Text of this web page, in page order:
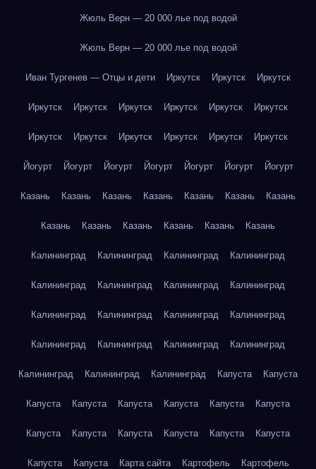
Жюль Верн — 20 000 лье под водой
Жюль Верн — 20 000 лье под водой
Иван Тургенев — Отцы и дети Иркутск Иркутск Иркутск
Иркутск Иркутск Иркутск Иркутск Иркутск Иркутск
Иркутск Иркутск Иркутск Иркутск Иркутск Иркутск
Йогурт Йогурт Йогурт Йогурт Йогурт Йогурт Йогурт
Казань Казань Казань Казань Казань Казань Казань
Казань Казань Казань Казань Казань Казань
Калининград Калининград Калининград Калининград
Калининград Калининград Калининград Калининград
Калининград Калининград Калининград Калининград
Калининград Калининград Калининград Калининград
Калининград Калининград Калининград Капуста Капуста
Капуста Капуста Капуста Капуста Капуста Капуста
Капуста Капуста Капуста Капуста Капуста Капуста
Капуста Капуста Карта сайта Картофель Картофель